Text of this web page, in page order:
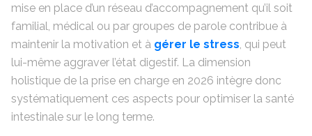
mise en place d’un réseau d’accompagnement qu’il soit
familial, médical ou par groupes de parole contribue à
maintenir la motivation et à gérer le stress , qui peut
lui-même aggraver l’état digestif. La dimension
holistique de la prise en charge en 2026 intègre donc
systématiquement ces aspects pour optimiser la santé
intestinale sur le long terme.